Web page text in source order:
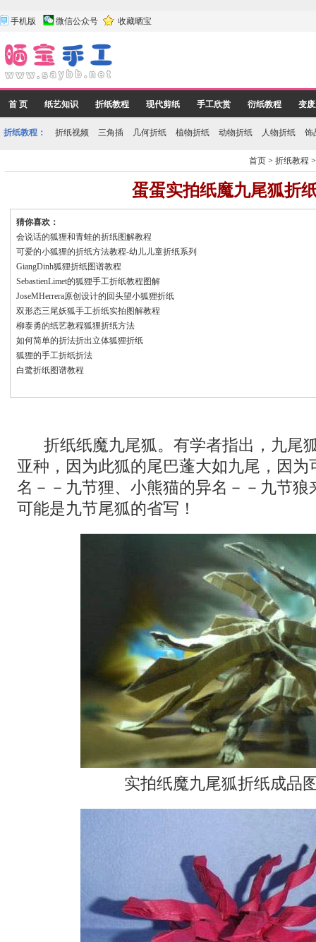
手机版 微信公众号 收藏晒宝
首 页 纸艺知识 折纸教程 现代剪纸 手工欣赏 衍纸教程 变
折纸教程： 折纸视频 三角插 几何折纸 植物折纸 动物折纸 人物折纸 饰
首页 >折纸教程
蛋蛋实拍纸魔九尾狐折
猜你喜欢：
会说话的狐狸和青蛙的折纸图解教程
可爱的小狐狸的折纸方法教程-幼儿儿童折纸系列
GiangDinh狐狸折纸图谱教程
SebastienLimet的狐狸手工折纸教程图解
JoseMHerrera原创设计的回头望小狐狸折纸
双形态三尾妖狐手工折纸实拍图解教程
柳泰勇的纸艺教程狐狸折纸方法
如何简单的折法折出立体狐狸折纸
狐狸的手工折纸折法
白鹭折纸图谱教程
折纸纸魔九尾狐。有学者指出，九尾
亚种，因为此狐的尾巴蓬大如九尾，因为
名－－九节狸、小熊猫的异名－－九节狼
可能是九节尾狐的省写！
实拍纸魔九尾狐折纸成品